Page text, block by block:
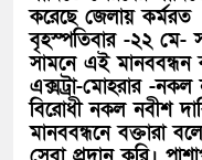
করেছে জেলায়
বৃহস্পতিবার -২২ মে-
সামনে এই মানববন্ধন
এক্সট্রা-মোহরার -
বিরোধী নকল নবীশ
মানববন্ধনে বক্তারা